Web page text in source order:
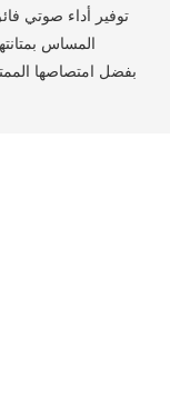
توفير أداء صوتي
المساس
بفضل امتصاصها